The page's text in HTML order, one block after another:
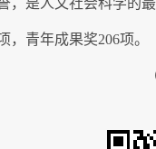
青年成果奖206项。